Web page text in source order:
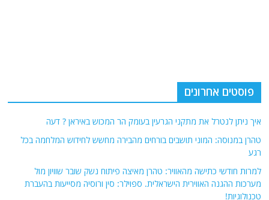
פוסטים אחרונים
איך ניתן לנטרל את מתקני הגרעין בעומק הר המכוש באיראן ? דעה
טהרן במנוסה: המוני תושבים בורחים מהבירה מחשש לחידוש המלחמה בכל
רגע
למרות חודשי כתישה מהאוויר: טהרן מאיצה פיתוח נשק שובר שוויון מול
מערכות ההגנה האווירית הישראלית. ספוילר: סין ורוסיה מסייעות בהעברת
טכנולוגיות!